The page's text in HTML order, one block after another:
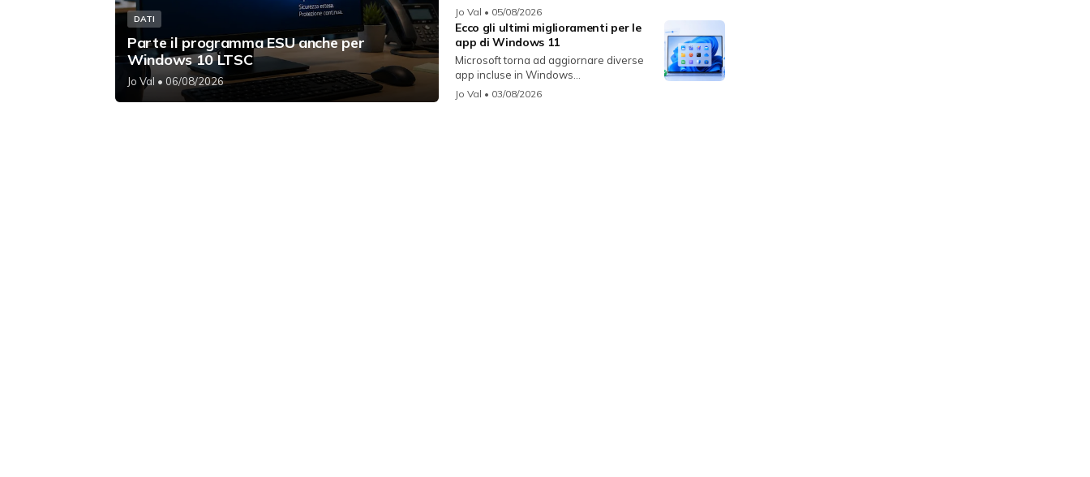
DATI
Parte il programma ESU anche per
Windows 10 LTSC
Jo Val • 06/08/2026
Jo Val • 05/08/2026
Ecco gli ultimi miglioramenti per le
app di Windows 11
Microsoft torna ad aggiornare diverse
app incluse in Windows...
Jo Val • 03/08/2026